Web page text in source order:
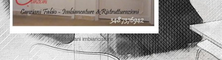
© canziani imbiancature